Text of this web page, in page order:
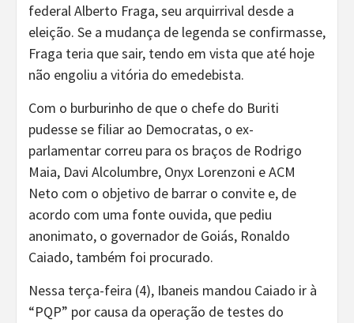
federal Alberto Fraga, seu arquirrival desde a
eleição. Se a mudança de legenda se confirmasse,
Fraga teria que sair, tendo em vista que até hoje
não engoliu a vitória do emedebista.
Com o burburinho de que o chefe do Buriti
pudesse se filiar ao Democratas, o ex-
parlamentar correu para os braços de Rodrigo
Maia, Davi Alcolumbre, Onyx Lorenzoni e ACM
Neto com o objetivo de barrar o convite e, de
acordo com uma fonte ouvida, que pediu
anonimato, o governador de Goiás, Ronaldo
Caiado, também foi procurado.
Nessa terça-feira (4), Ibaneis mandou Caiado ir à
“PQP” por causa da operação de testes do